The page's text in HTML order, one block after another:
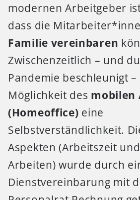
modernen Arbeitgeber
dass die
Familie vereinbaren
Zwischenzeitlich – und
Pandemie beschleunigt
Möglichkeit des mobilen
(Homeoffice) eine
Selbstverständlichkeit.
Aspekten (Arbeitszeit
Arbeiten) wurde durch
Dienstvereinbarung mit